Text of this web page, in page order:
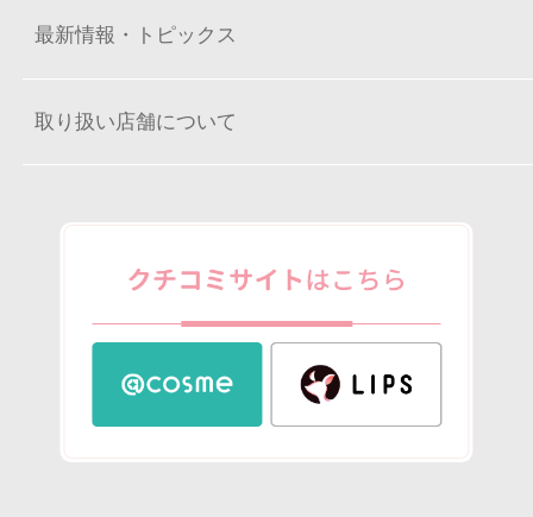
最新情報・トピックス
取り扱い店舗について